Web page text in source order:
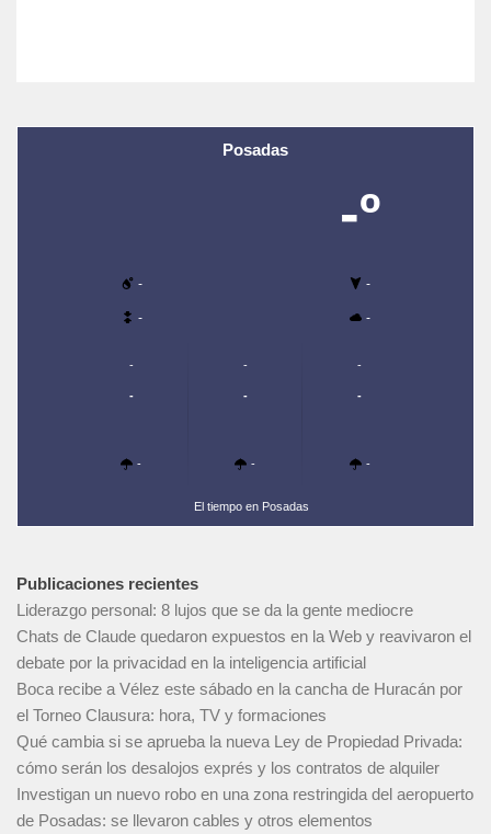
Posadas
-º
- -
- -
-
-
-
-
-
-
-
-
-
El tiempo en Posadas
Publicaciones recientes
Liderazgo personal: 8 lujos que se da la gente mediocre
Chats de Claude quedaron expuestos en la Web y reavivaron el
debate por la privacidad en la inteligencia artificial
Boca recibe a Vélez este sábado en la cancha de Huracán por
el Torneo Clausura: hora, TV y formaciones
Qué cambia si se aprueba la nueva Ley de Propiedad Privada:
cómo serán los desalojos exprés y los contratos de alquiler
Investigan un nuevo robo en una zona restringida del aeropuerto
de Posadas: se llevaron cables y otros elementos